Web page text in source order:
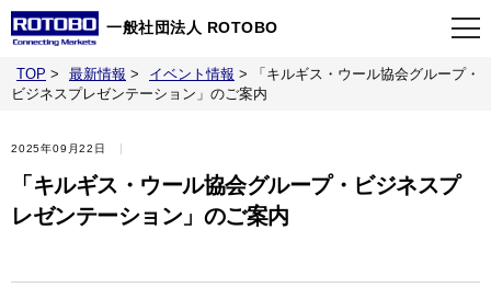
一般社団法人 ROTOBO
TOP
最新情報
当会について
TOP > 最新情報 > イベント情報 >
「キルギス・ウール協会グループ・
ビジネスプレゼンテーション」のご案内
2025年09月22日
「キルギス・ウール協会グループ・ビジネスプ
レゼンテーション」のご案内